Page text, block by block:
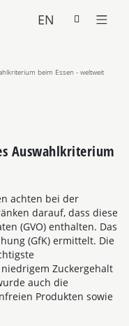
EN
beim Essen - weltweit
Auswahlkriterium
achten bei der
darauf, dass diese
(GVO) enthalten. Das
(GfK) ermittelt. Die
Zuckergehalt
auch die
Produkten sowie